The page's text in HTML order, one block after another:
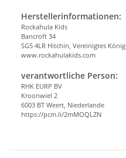
Herstellerinformationen:
Rockahula Kids
Bancroft 34
SG5 4LR Hitchin, Vereinigtes
www.rockahulakids.com
verantwortliche Person:
RHK EURP BV
Kroonwiel 2
6003 BT Weert, Niederlande
https://pcm.li/2mMOQLZN